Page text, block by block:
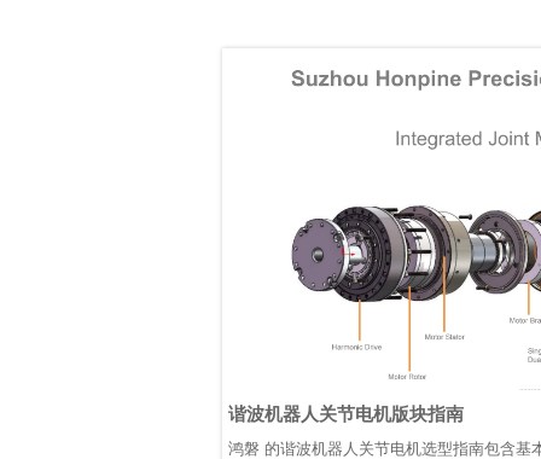
谐波机器人关节电机版块指南
鸿磐 的谐波机器人关节电机选型指南包含基